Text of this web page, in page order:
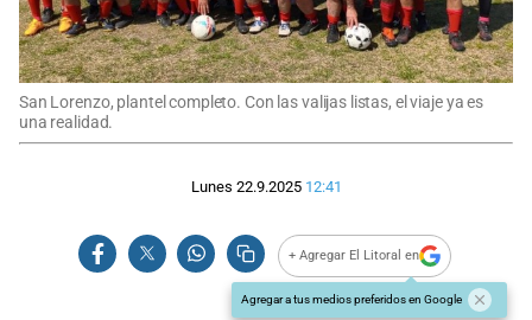
San Lorenzo, plantel completo. Con las valijas listas, el viaje ya es
una realidad.
Lunes 22.9.2025 12:41
+ Agregar El Litoral en
Agregar a tus medios preferidos en Google